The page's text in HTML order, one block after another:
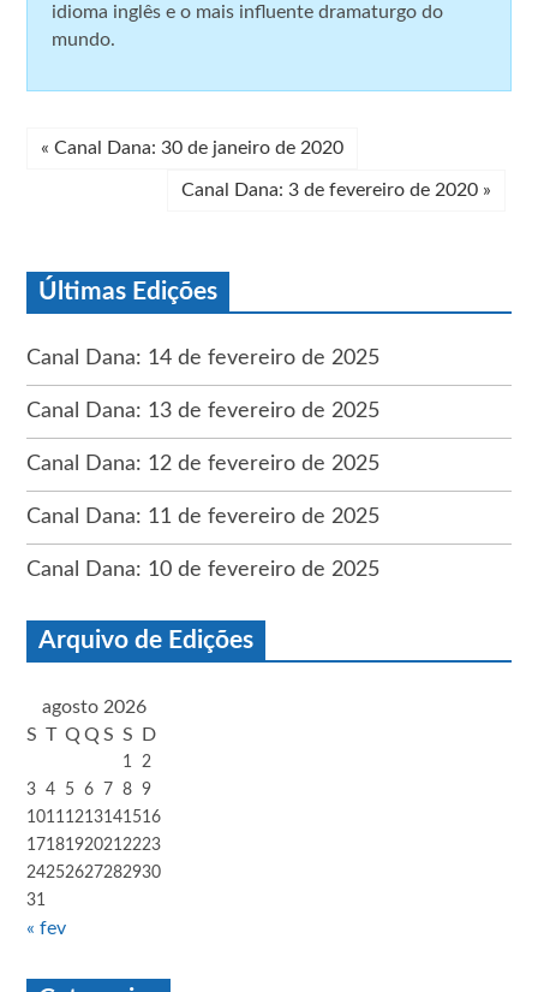
idioma inglês e o mais influente dramaturgo do
mundo.
« Canal Dana: 30 de janeiro de 2020
Canal Dana: 3 de fevereiro de 2020 »
Últimas Edições
Canal Dana: 14 de fevereiro de 2025
Canal Dana: 13 de fevereiro de 2025
Canal Dana: 12 de fevereiro de 2025
Canal Dana: 11 de fevereiro de 2025
Canal Dana: 10 de fevereiro de 2025
Arquivo de Edições
agosto 2026
S T Q Q S S D
1
2
3 4 5 6 7 8 9
1011 1213141516
1718192021 2223
24252627282930
31
« fev